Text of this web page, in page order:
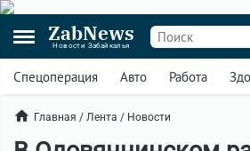
ZabNews
Новости Забайкалья
Спецоперация Авто Работа
Главная / Лента / Новости